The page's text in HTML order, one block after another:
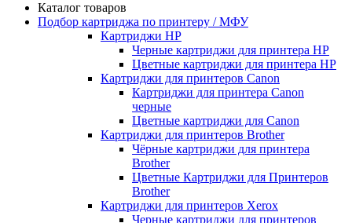
Каталог товаров
Подбор картриджа по принтеру / МФУ
Картриджи HP
Черные картриджи для принтера HP
Цветные картриджи для принтера HP
Картриджи для принтеров Сanon
Картриджи для принтера Сanon
черные
Цветные картриджи для Сanon
Картриджи для принтеров Brother
Чёрные картриджи для принтера
Brother
Цветные Картриджи для Принтеров
Brother
Картриджи для принтеров Xerox
Черные картриджи для принтеров